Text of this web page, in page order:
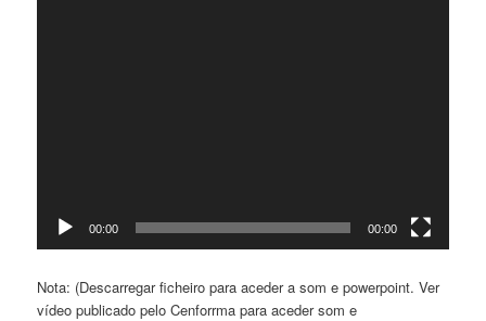
00:00 00:00
Nota: (Descarregar ficheiro para aceder a som e powerpoint. Ver
vídeo publicado pelo Cenforrma para aceder som e